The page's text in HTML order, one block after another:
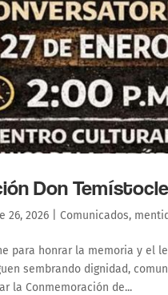
Don
26, 2026 |Comunicados,
para honrar la memoria y el
sembrando dignidad,
la Conmemoración de...